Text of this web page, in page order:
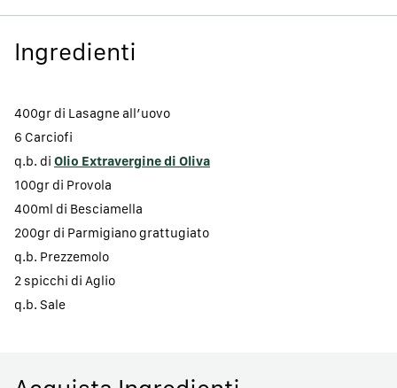
Ingredienti
400gr di Lasagne all’uovo
6 Carciofi
q.b. di Olio Extravergine di Oliva
100gr di Provola
400ml di Besciamella
200gr di Parmigiano grattugiato
q.b. Prezzemolo
2 spicchi di Aglio
q.b. Sale